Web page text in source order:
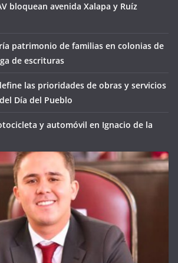
bloquean avenida Xalapa y Ruíz
patrimonio de familias en colonias de
de escrituras
las prioridades de obras y servicios
Día del Pueblo
y automóvil en Ignacio de la